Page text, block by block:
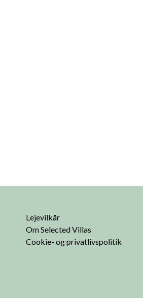
Lejevilkår
Om Selected Villas
Cookie- og privatlivspolitik